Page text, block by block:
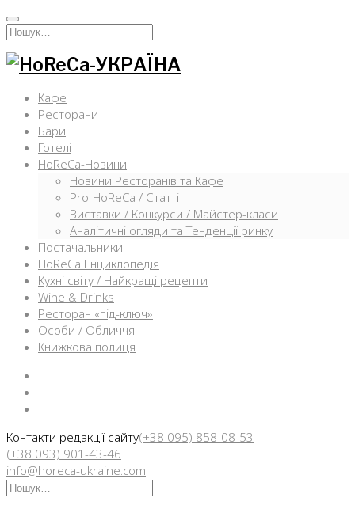
Перейти
кИскать:
Кафе
Ресторани
Бари
Готелі
HoReCa-Новини
Новини Ресторанів та Кафе
Pro-HoReCa / Статті
Виставки / Конкурси / Майстер-класи
Аналітичні огляди та Тенденції ринку
Постачальники
HoReCa Енциклопедія
Кухні світу / Найкращі рецепти
Wine & Drinks
Ресторан «під-ключ»
Особи / Обличчя
Книжкова полиця
Контакти редакції сайту(+38 095) 858-08-53
(+38 093) 901-43-46
info@horeca-ukraine.com
Искать: